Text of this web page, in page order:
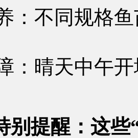
：不同规格
：晴天中午
别提醒：这